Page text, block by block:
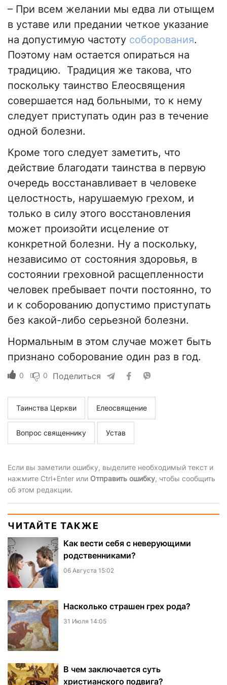
– При всем желании мы едва ли отыщем
в уставе или предании четкое указание
на допустимую частоту соборования.
Поэтому нам остается опираться на
традицию. Традиция же такова, что
поскольку таинство Елеосвящения
совершается над больными, то к нему
следует приступать один раз в течение
одной болезни.
Кроме того следует заметить, что
действие благодати таинства в первую
очередь восстанавливает в человеке
целостность, нарушаемую грехом, и
только в силу этого восстановления
может произойти исцеление от
конкретной болезни. Ну а поскольку,
независимо от состояния здоровья, в
состоянии греховной расщепленности
человек пребывает почти постоянно, то
и к соборованию допустимо приступать
без какой-либо серьезной болезни.
Нормальным в этом случае может быть
признано соборование один раз в год.
0 0 Поделиться
Таинства Церкви Елеосвящение
Вопрос священнику Устав
Если вы заметили ошибку, выделите необходимый текст и
нажмите Ctrl+Enter или Отправить ошибку, чтобы сообщить
об этом редакции.
ЧИТАЙТЕ ТАКЖЕ
Как вести себя с неверующими
родственниками?
06 Августа 15:02
Насколько страшен грех рода?
31 Июля 14:05
В чем заключается суть
христианского подвига?